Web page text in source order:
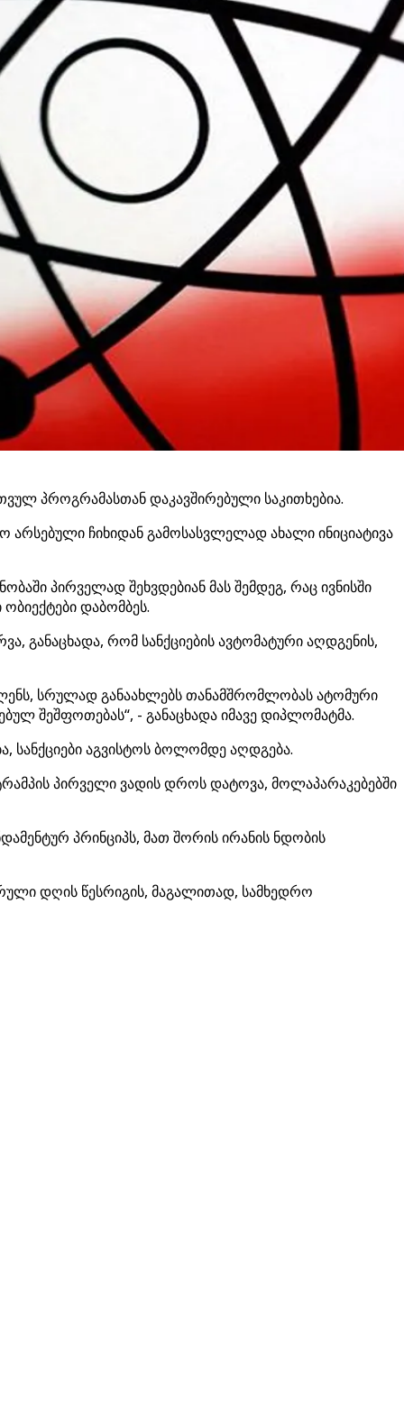
პროგრამასთან დაკავშირებული საკითხებია.
ჩიხიდან გამოსასვლელად ახალი ინიციატივა
პირველად შეხვდებიან მას შემდეგ, რაც ივნისში
დაბომბეს.
განაცხადა, რომ სანქციების ავტომატური აღდგენის,
სრულად განაახლებს თანამშრომლობას ატომური
შეშფოთებას“, - განაცხადა იმავე დიპლომატმა.
აგვისტოს ბოლომდე აღდგება.
პირველი ვადის დროს დატოვა, მოლაპარაკებებში
პრინციპს, მათ შორის ირანის ნდობის
დღის წესრიგის, მაგალითად, სამხედრო